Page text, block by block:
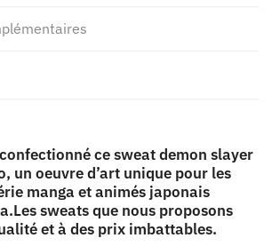
ce sweat demon slayer
un oeuvre d’art unique pour les
manga et animés japonais
sweats que nous proposons
et à des prix imbattables.